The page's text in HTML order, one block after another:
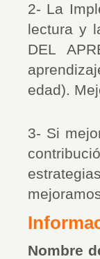
2- La
lectura y
DEL
edad).
3- Si
Nombre